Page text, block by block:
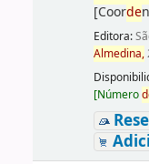
[Coorde
Editora:
Almedina,
[Número